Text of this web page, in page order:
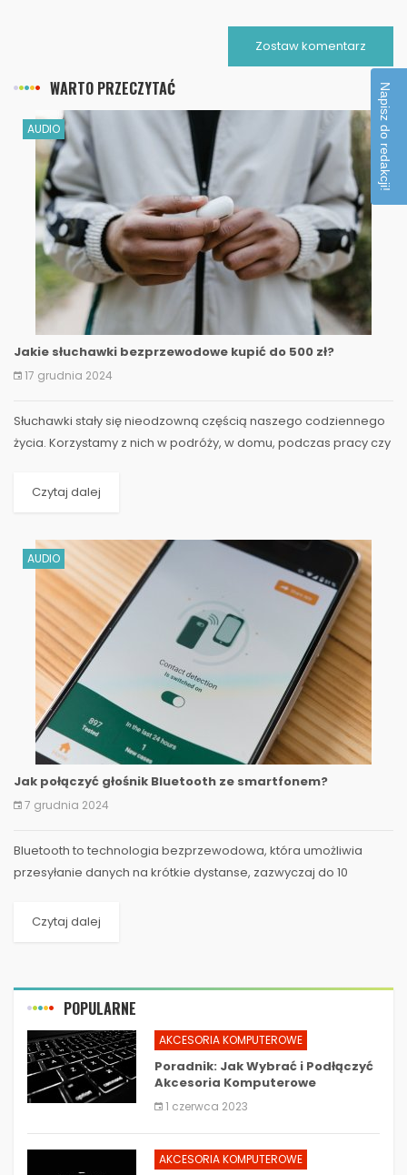
Zostaw komentarz
WARTO PRZECZYTAĆ
AUDIO
Jakie słuchawki bezprzewodowe kupić do 500 zł?
17 grudnia 2024
Słuchawki stały się nieodzowną częścią naszego codziennego
życia. Korzystamy z nich w podróży, w domu, podczas pracy czy
Czytaj dalej
AUDIO
Jak połączyć głośnik Bluetooth ze smartfonem?
7 grudnia 2024
Bluetooth to technologia bezprzewodowa, która umożliwia
przesyłanie danych na krótkie dystanse, zazwyczaj do 10
Czytaj dalej
POPULARNE
AKCESORIA KOMPUTEROWE
Poradnik: Jak Wybrać i Podłączyć
Akcesoria Komputerowe
1 czerwca 2023
AKCESORIA KOMPUTEROWE
Napisz do redakcji!